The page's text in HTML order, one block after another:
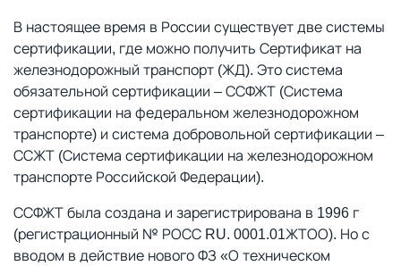
В настоящее время в России существует две системы
сертификации, где можно получить Сертификат на
железнодорожный транспорт (ЖД). Это система
обязательной сертификации – ССФЖТ (Система
сертификации на федеральном железнодорожном
транспорте) и система добровольной сертификации –
ССЖТ (Система сертификации на железнодорожном
транспорте Российской Федерации).
ССФЖТ была создана и зарегистрирована в 1996 г
(регистрационный № РОСС RU. 0001.01ЖТОО). Но с
вводом в действие нового ФЗ «О техническом